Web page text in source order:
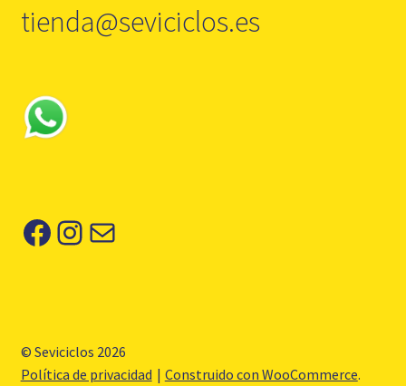
tienda@seviciclos.es
Facebook
Instagram
Correo electrónico
© Seviciclos 2026
Política de privacidad
Construido con WooCommerce.